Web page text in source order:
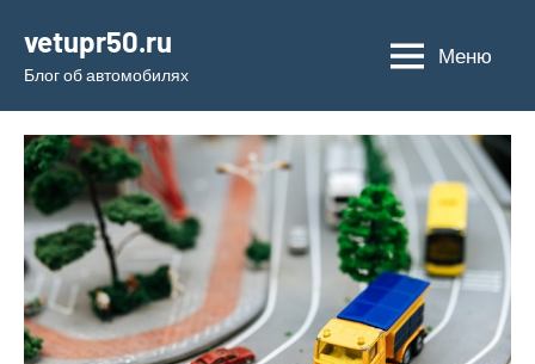
содержимому
vetupr50.ru
Блог об автомобилях
Меню